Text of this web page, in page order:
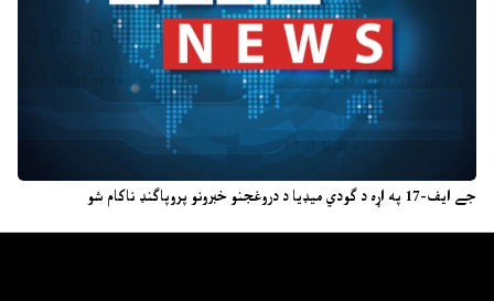
جے ایف-17 په اړه د ګودي میډیا د دروغجنو خبرونو پروپاګنډ ناکام شو